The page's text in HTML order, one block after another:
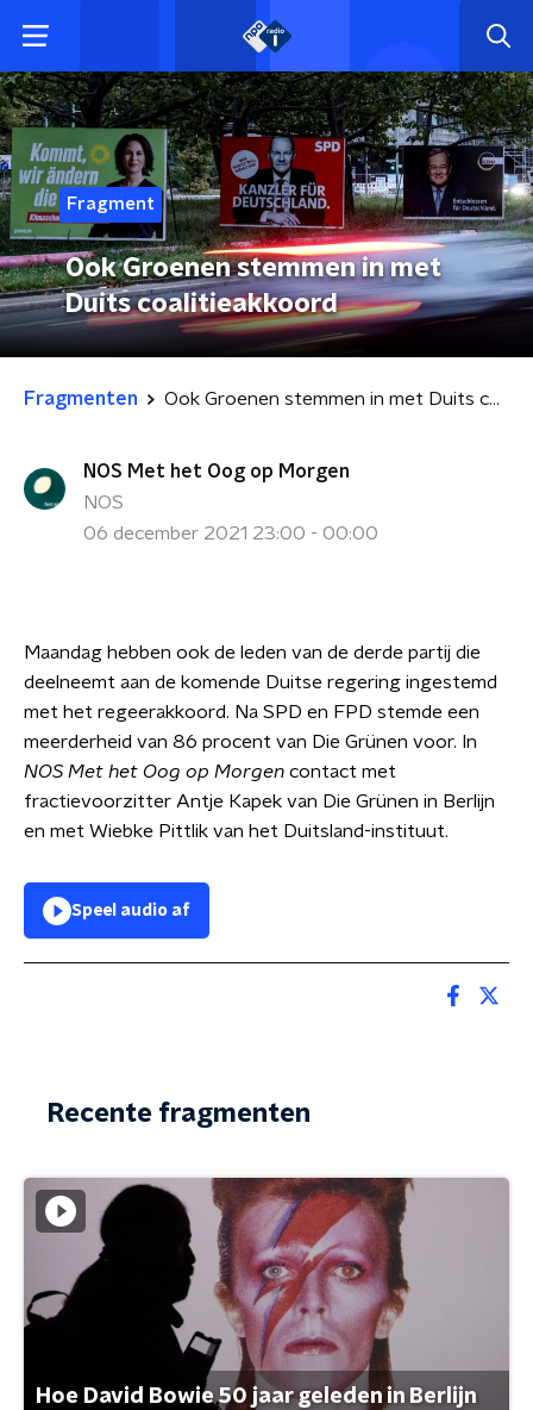
Fragment
Ook Groenen stemmen in met
Duits coalitieakkoord
Fragmenten Ook Groenen stemmen in met Duits coalitieakkoord
NOS Met het Oog op Morgen
NOS
06 december 2021 23:00 - 00:00
Maandag hebben ook de leden van de derde partij die
deelneemt aan de komende Duitse regering ingestemd
met het regeerakkoord. Na SPD en FPD stemde een
meerderheid van 86 procent van Die Grünen voor. In
NOS Met het Oog op Morgen contact met
fractievoorzitter Antje Kapek van Die Grünen in Berlijn
en met Wiebke Pittlik van het Duitsland-instituut.
Speel audio af
Recente fragmenten
Hoe David Bowie 50 jaar geleden in Berlijn